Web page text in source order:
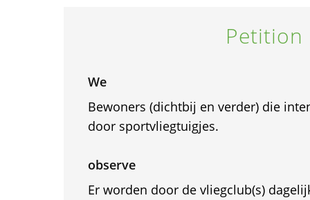
Petition
We
Bewoners (dichtbij en verder) die
door sportvliegtuigjes.
observe
Er worden door de vliegclub(s)